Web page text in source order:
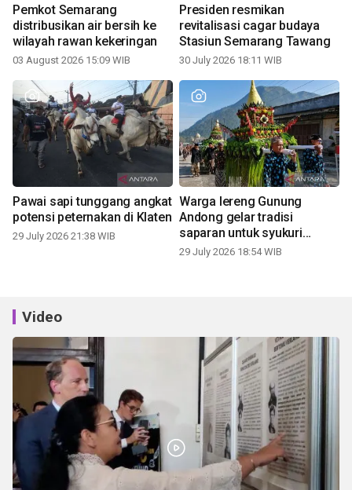
Pemkot Semarang
distribusikan air bersih ke
wilayah rawan kekeringan
03 August 2026 15:09 WIB
Presiden resmikan
revitalisasi cagar budaya
Stasiun Semarang Tawang
30 July 2026 18:11 WIB
Pawai sapi tunggang angkat
potensi peternakan di Klaten
29 July 2026 21:38 WIB
Warga lereng Gunung
Andong gelar tradisi
saparan untuk syukuri
panen
29 July 2026 18:54 WIB
Video